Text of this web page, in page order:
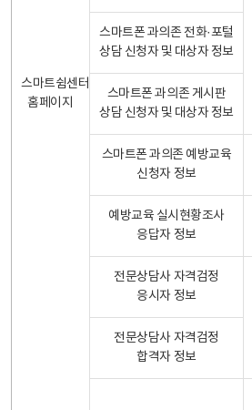
스마트쉼센터
홈페이지
스마트폰 과의존 전화·포털
상담 신청자 및 대상자 정보
스마트폰 과의존 게시판
상담 신청자 및 대상자 정보
스마트폰 과의존 예방교육
신청자 정보
예방교육 실시현황조사
응답자 정보
전문상담사 자격검정
응시자 정보
전문상담사 자격검정
합격자 정보